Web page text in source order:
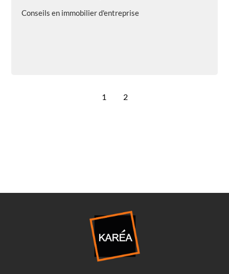
Conseils en immobilier d'entreprise
1 2